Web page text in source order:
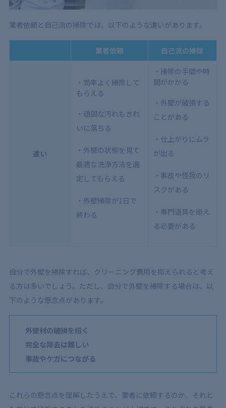
業者依頼と自己流の掃除では、以下のような違いがあります。
業者依頼 自己流の掃除
違い
・効率よく掃除して
もらえる
・頑固な汚れもきれ
いに落ちる
・外壁の状態を見て
最適な洗浄方法を選
定してもらえる
・外壁掃除が1日で
終わる
・掃除の手間や時
間がかかる
・外壁が破損する
ことがある
・仕上がりにムラ
が出る
・事故や怪我のリ
スクがある
・専門道具を揃え
る必要がある
自分で外壁を掃除すれば、クリーニング費用を抑えられると考え
る方は多いでしょう。ただし、自分で外壁を掃除する場合は、以
下のような懸念点があります。
外壁材の破損を招く
完全な除去は難しい
事故やケガにつながる
これらの懸念点を理解したうえで、業者に依頼するのか、それと